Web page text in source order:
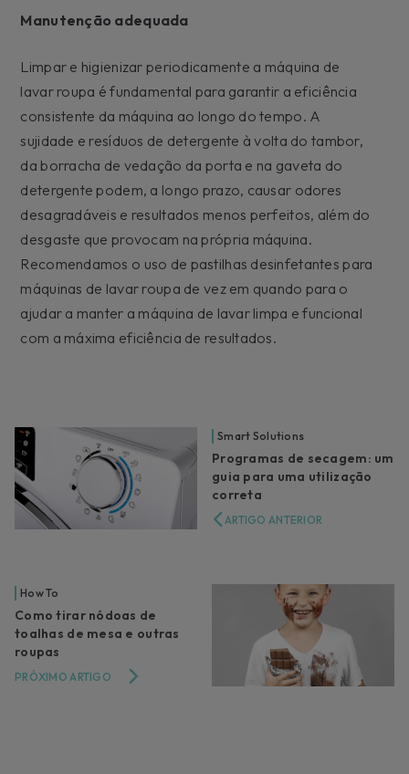
Manutenção adequada
Limpar e higienizar periodicamente a máquina de
lavar roupa é fundamental para garantir a eficiência
consistente da máquina ao longo do tempo. A
sujidade e resíduos de detergente à volta do tambor,
da borracha de vedação da porta e na gaveta do
detergente podem, a longo prazo, causar odores
desagradáveis e resultados menos perfeitos, além do
desgaste que provocam na própria máquina.
Recomendamos o uso de pastilhas desinfetantes para
máquinas de lavar roupa de vez em quando para o
ajudar a manter a máquina de lavar limpa e funcional
com a máxima eficiência de resultados.
Smart Solutions
Programas de secagem: um
guia para uma utilização
correta
ARTIGO ANTERIOR
How To
Como tirar nódoas de
toalhas de mesa e outras
roupas
PRÓXIMO ARTIGO